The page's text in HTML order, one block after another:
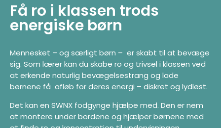
Få ro i klassen trods
energiske børn
Mennesket – og særligt børn – er skabt til at bevæge
sig. Som lærer kan du skabe ro og trivsel i klassen ved
at erkende naturlig bevægelsestrang og lade
børnene få afløb for deres energi – diskret og lydløst.
Det kan en SWNX fodgynge hjælpe med. Den er nem
at montere under bordene og hjælper børnene med